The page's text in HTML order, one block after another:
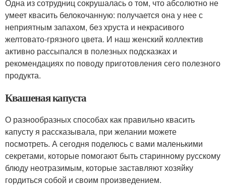
Одна из сотрудниц сокрушалась о том, что абсолютно не
умеет квасить белокочанную: получается она у нее с
неприятным запахом, без хруста и некрасивого
желтовато-грязного цвета. И наш женский коллектив
активно рассыпался в полезных подсказках и
рекомендациях по поводу приготовления сего полезного
продукта.
Квашеная капуста
О разнообразных способах как правильно квасить
капусту я рассказывала, при желании можете
посмотреть. А сегодня поделюсь с вами маленькими
секретами, которые помогают быть старинному русскому
блюду неотразимым, которые заставляют хозяйку
гордиться собой и своим произведением.